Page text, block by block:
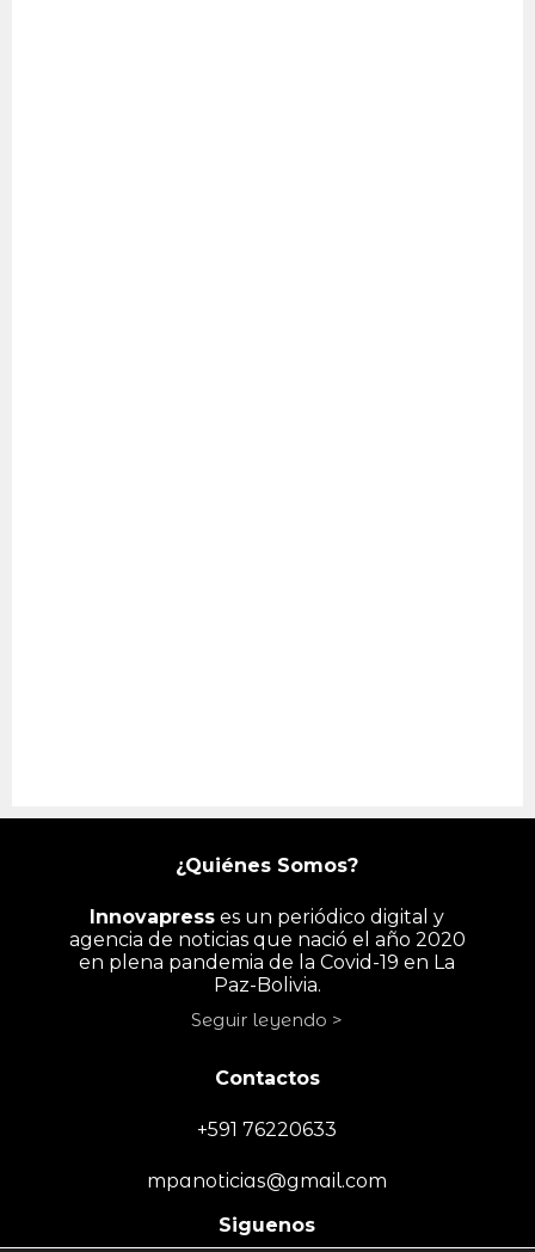
¿Quiénes Somos?
Innovapress es un periódico digital y
agencia de noticias que nació el año 2020
en plena pandemia de la Covid-19 en La
Paz-Bolivia.
Seguir leyendo >
Contactos
+591 76220633
mpanoticias@gmail.com
Siguenos